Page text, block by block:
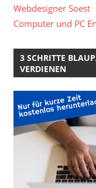
Webdesigner Soest
Computer und PC
3 SCHRITTE
VERDIENEN